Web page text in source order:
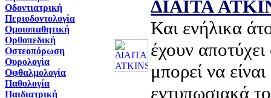
Οδοντιατρική
Περιοδοντολογία
Ομοιοπαθητική
Ορθοπεδική
Οστεοπόρωση
Ουρολογία
Οφθαλμολογία
Παθολογία
Παιδιατρική
ΔΙΑΙΤΑ
Και ενήλικα
έχουν
μπορεί να
εντυπωσιακά